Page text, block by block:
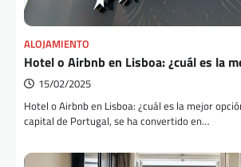
ALOJAMIENTO
Hotel o Airbnb en Lisboa: ¿cuál es la
15/02/2025
Hotel o Airbnb en Lisboa: ¿cuál es la mejor
capital de Portugal, se ha convertido en…